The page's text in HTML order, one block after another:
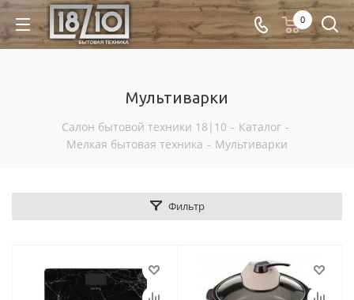
0
Мультиварки
Салон бытовой техники 18|10 - Каталог -
Мелкая бытовая техника - Мультиварки
Фильтр